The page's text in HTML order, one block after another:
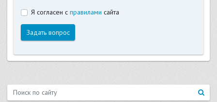
Я согласен справилами сайта
Задать вопрос